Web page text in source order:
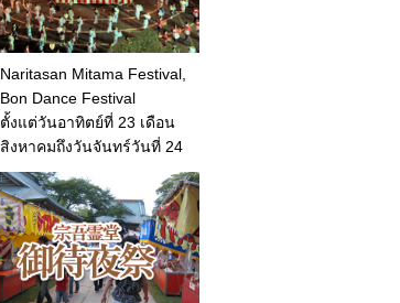
Naritasan Mitama Festival,
Bon Dance Festival
ตั้งแต่วันอาทิตย์ที่ 23 เดือน
สิงหาคมถึงวันจันทร์วันที่ 24